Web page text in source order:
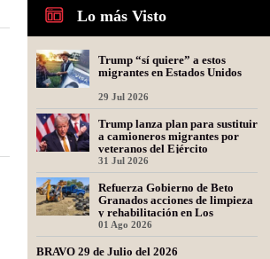
Lo más Visto
Trump “sí quiere” a estos
migrantes en Estados Unidos
29 Jul 2026
Trump lanza plan para sustituir
a camioneros migrantes por
veteranos del Ejército
31 Jul 2026
Refuerza Gobierno de Beto
Granados acciones de limpieza
y rehabilitación en Los
Presidentes
01 Ago 2026
BRAVO 29 de Julio del 2026